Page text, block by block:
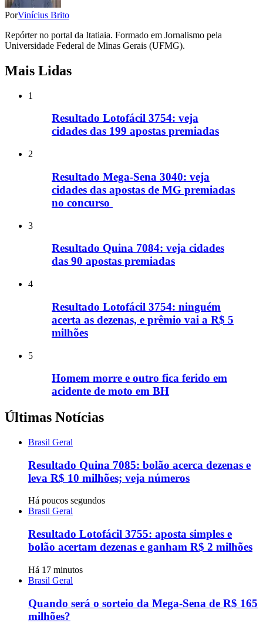
PorVinícius Brito
Repórter no portal da Itatiaia. Formado em Jornalismo pela
Universidade Federal de Minas Gerais (UFMG).
Mais Lidas
1
Resultado Lotofácil 3754: veja
cidades das 199 apostas premiadas
2
Resultado Mega-Sena 3040: veja
cidades das apostas de MG premiadas
no concurso
3
Resultado Quina 7084: veja cidades
das 90 apostas premiadas
4
Resultado Lotofácil 3754: ninguém
acerta as dezenas, e prêmio vai a R$ 5
milhões
5
Homem morre e outro fica ferido em
acidente de moto em BH
Últimas Notícias
Brasil Geral
Resultado Quina 7085: bolão acerca dezenas e
leva R$ 10 milhões; veja números
Há poucos segundos
Brasil Geral
Resultado Lotofácil 3755: aposta simples e
bolão acertam dezenas e ganham R$ 2 milhões
Há 17 minutos
Brasil Geral
Quando será o sorteio da Mega-Sena de R$ 165
milhões?